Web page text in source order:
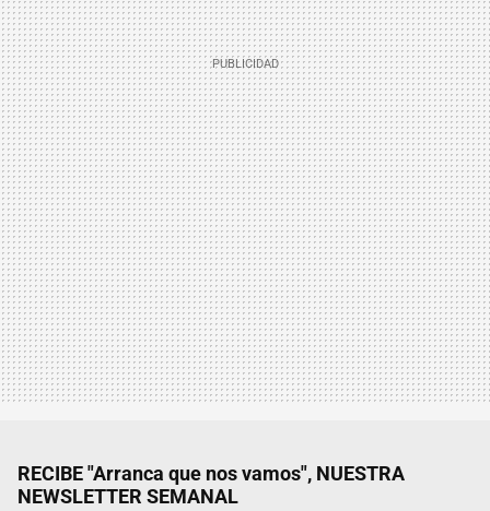
RECIBE "Arranca que nos vamos", NUESTRA
NEWSLETTER SEMANAL